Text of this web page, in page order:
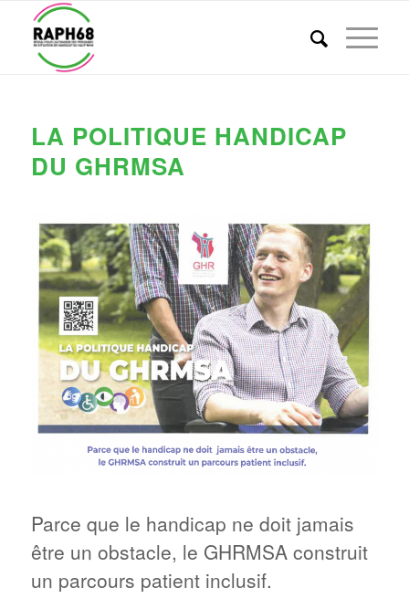
LA POLITIQUE HANDICAP
DU GHRMSA
Parce que le handicap ne doit jamais
être un obstacle, le GHRMSA construit
un parcours patient inclusif.